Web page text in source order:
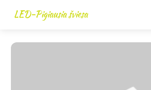
LED-Pigiausia šviesa